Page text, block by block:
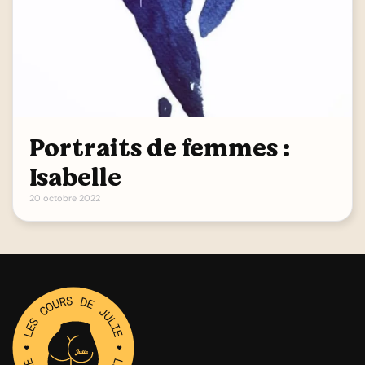
Portraits de femmes :
Isabelle
20 octobre 2022